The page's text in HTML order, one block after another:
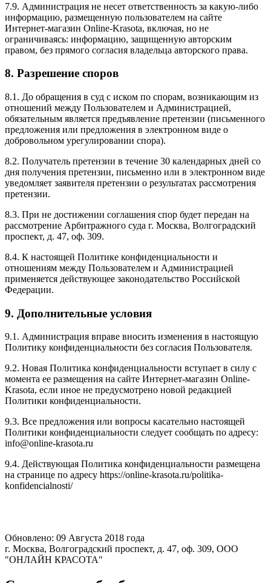
7.9. Администрация не несет ответственность за какую-либо
информацию, размещенную пользователем на сайте
Интернет-магазин Online-Krasota, включая, но не
ограничиваясь: информацию, защищенную авторским
правом, без прямого согласия владельца авторского права.
8. Разрешение споров
8.1. До обращения в суд с иском по спорам, возникающим из
отношений между Пользователем и Администрацией,
обязательным является предъявление претензии (письменного
предложения или предложения в электронном виде о
добровольном урегулировании спора).
8.2. Получатель претензии в течение 30 календарных дней со
дня получения претензии, письменно или в электронном виде
уведомляет заявителя претензии о результатах рассмотрения
претензии.
8.3. При не достижении соглашения спор будет передан на
рассмотрение Арбитражного суда г. Москва, Волгоградский
проспект, д. 47, оф. 309.
8.4. К настоящей Политике конфиденциальности и
отношениям между Пользователем и Администрацией
применяется действующее законодательство Российской
Федерации.
9. Дополнительные условия
9.1. Администрация вправе вносить изменения в настоящую
Политику конфиденциальности без согласия Пользователя.
9.2. Новая Политика конфиденциальности вступает в силу с
момента ее размещения на сайте Интернет-магазин Online-
Krasota, если иное не предусмотрено новой редакцией
Политики конфиденциальности.
9.3. Все предложения или вопросы касательно настоящей
Политики конфиденциальности следует сообщать по адресу:
info@online-krasota.ru
9.4. Действующая Политика конфиденциальности размещена
на странице по адресу https://online-krasota.ru/politika-
konfidencialnosti/
Обновлено: 09 Августа 2018 года
г. Москва, Волгоградский проспект, д. 47, оф. 309, ООО
"ОНЛАЙН КРАСОТА"